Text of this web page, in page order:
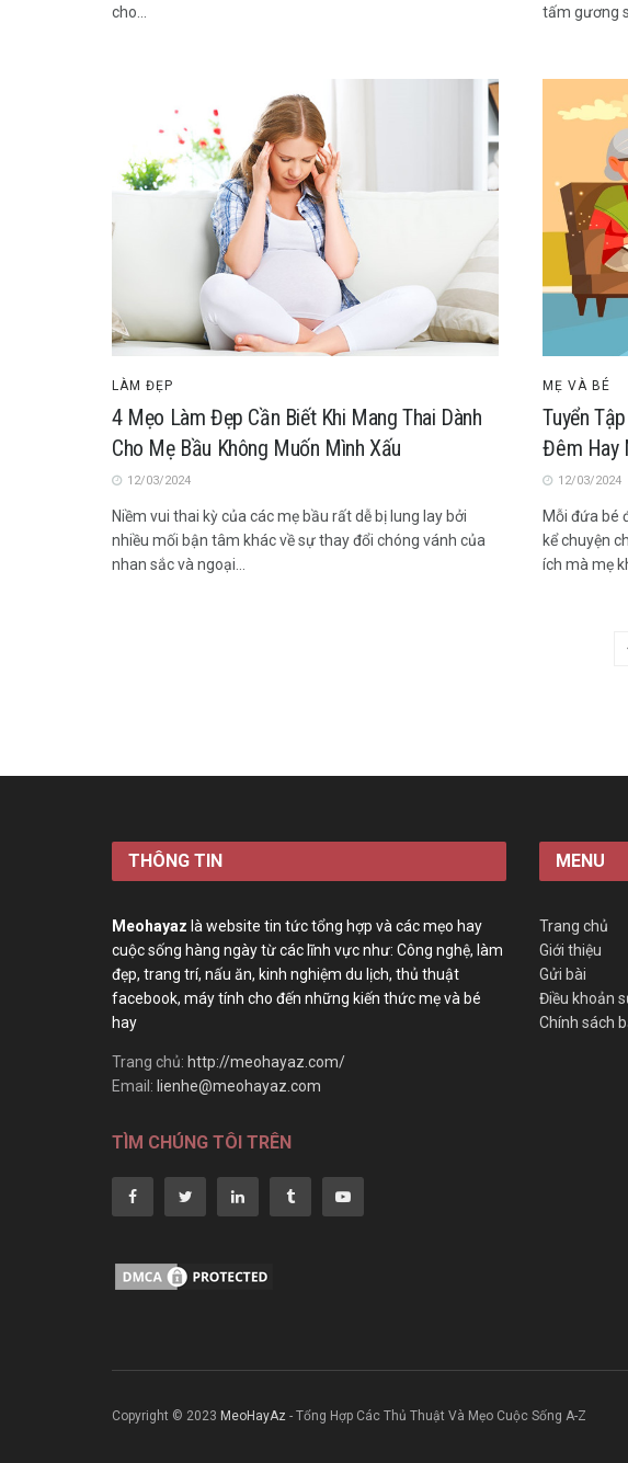
cho...
tấm gương
LÀM ĐẸP
4 Mẹo Làm Đẹp Cần Biết Khi Mang Thai Dành
Cho Mẹ Bầu Không Muốn Mình Xấu
12/03/2024
Niềm vui thai kỳ của các mẹ bầu rất dễ bị lung lay bởi
nhiều mối bận tâm khác về sự thay đổi chóng vánh của
nhan sắc và ngoại...
MẸ VÀ BÉ
Tuyển
Đêm Hay
12/03/2024
Mỗi đứa bé
kể chuyện
ích mà mẹ
THÔNG TIN
Meohayaz là website tin tức tổng hợp và các mẹo hay
cuộc sống hàng ngày từ các lĩnh vực như: Công nghệ, làm
đẹp, trang trí, nấu ăn, kinh nghiệm du lịch, thủ thuật
facebook, máy tính cho đến những kiến thức mẹ và bé
hay
Trang chủ: http://meohayaz.com/
Email: lienhe@meohayaz.com
TÌM CHÚNG TÔI TRÊN
MENU
Trang chủ
Giới thiệu
Gửi bài
Điều khoản
Chính sách
Copyright © 2023 MeoHayAz - Tổng Hợp Các Thủ Thuật Và Mẹo Cuộc Sống A-Z